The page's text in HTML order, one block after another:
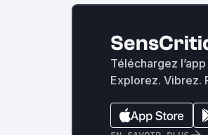
Téléchargez
Explorez. Vibrez.